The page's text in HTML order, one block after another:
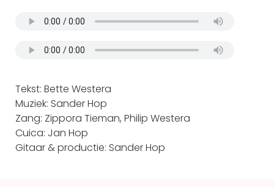
Tekst: Bette Westera
Muziek: Sander Hop
Zang: Zippora Tieman, Philip Westera
Cuica: Jan Hop
Gitaar & productie: Sander Hop